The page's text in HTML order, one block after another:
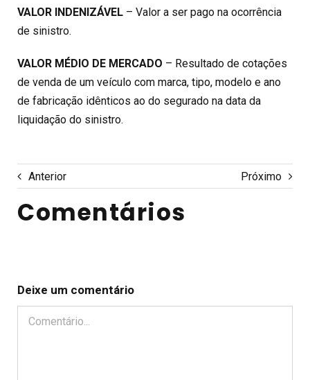
VALOR INDENIZÁVEL – Valor a ser pago na ocorrência
de sinistro.
VALOR MÉDIO DE MERCADO – Resultado de cotações
de venda de um veículo com marca, tipo, modelo e ano
de fabricação idênticos ao do segurado na data da
liquidação do sinistro.
Anterior Próximo
Comentários
Deixe um comentário
Comentário